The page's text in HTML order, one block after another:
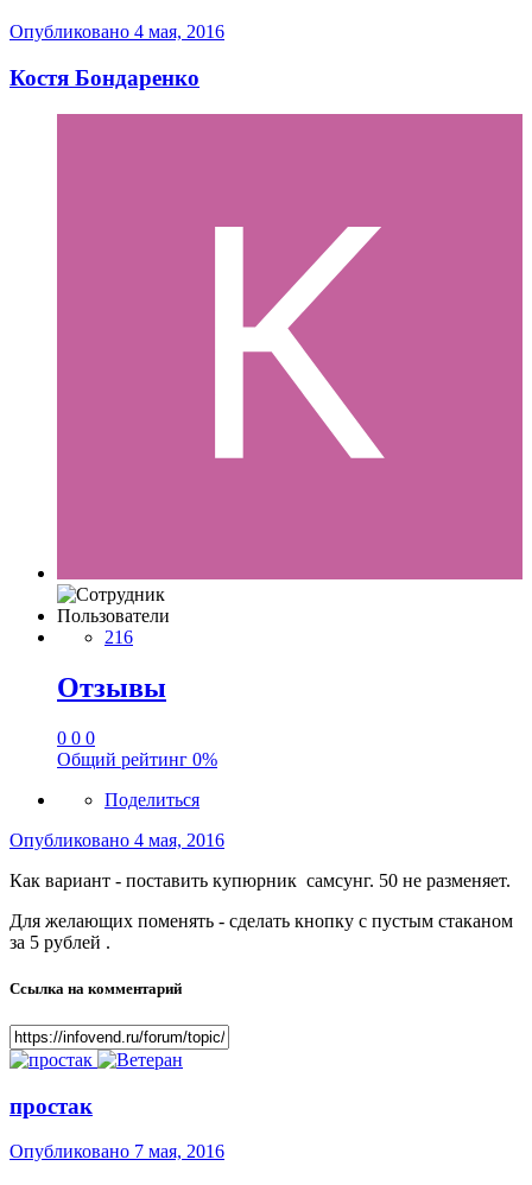
Опубликовано 4 мая, 2016
Костя Бондаренко
Пользователи
216
Отзывы
0 0 0
Общий рейтинг 0%
Поделиться
Опубликовано 4 мая, 2016
Как вариант - поставить купюрник самсунг. 50 не разменяет.
Для желающих поменять - сделать кнопку с пустым стаканом
за 5 рублей .
Ссылка на комментарий
простак
Опубликовано 7 мая, 2016